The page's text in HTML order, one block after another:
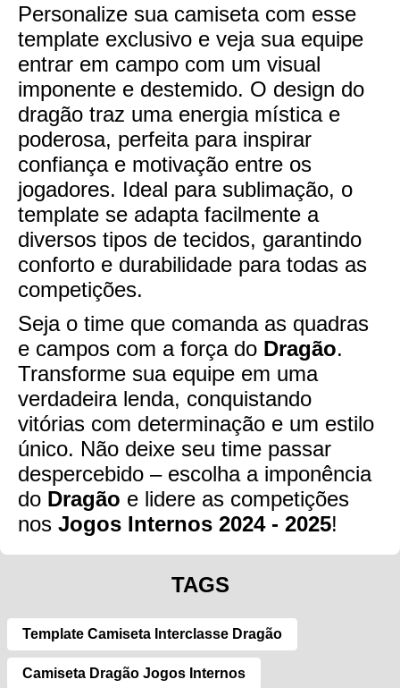
Personalize sua camiseta com esse
template exclusivo e veja sua equipe
entrar em campo com um visual
imponente e destemido. O design do
dragão traz uma energia mística e
poderosa, perfeita para inspirar
confiança e motivação entre os
jogadores. Ideal para sublimação, o
template se adapta facilmente a
diversos tipos de tecidos, garantindo
conforto e durabilidade para todas as
competições.
Seja o time que comanda as quadras
e campos com a força do Dragão.
Transforme sua equipe em uma
verdadeira lenda, conquistando
vitórias com determinação e um estilo
único. Não deixe seu time passar
despercebido – escolha a imponência
do Dragão e lidere as competições
nos Jogos Internos 2024 - 2025!
TAGS
Template Camiseta Interclasse Dragão
Camiseta Dragão Jogos Internos